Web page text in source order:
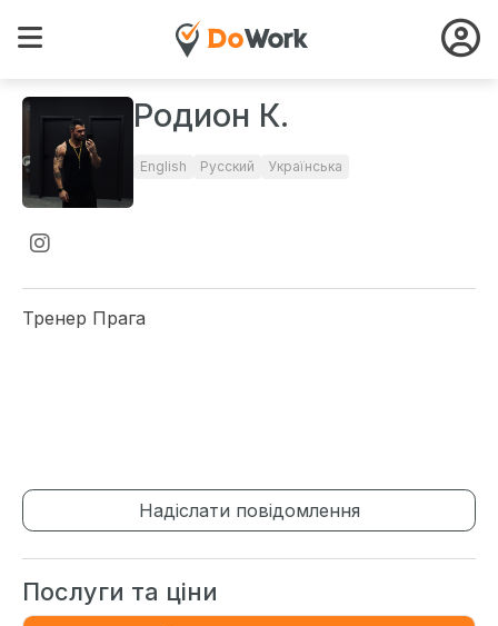
Родион К.
English Русский Українська
Тренер Прага
Надіслати повідомлення
Послуги та ціни